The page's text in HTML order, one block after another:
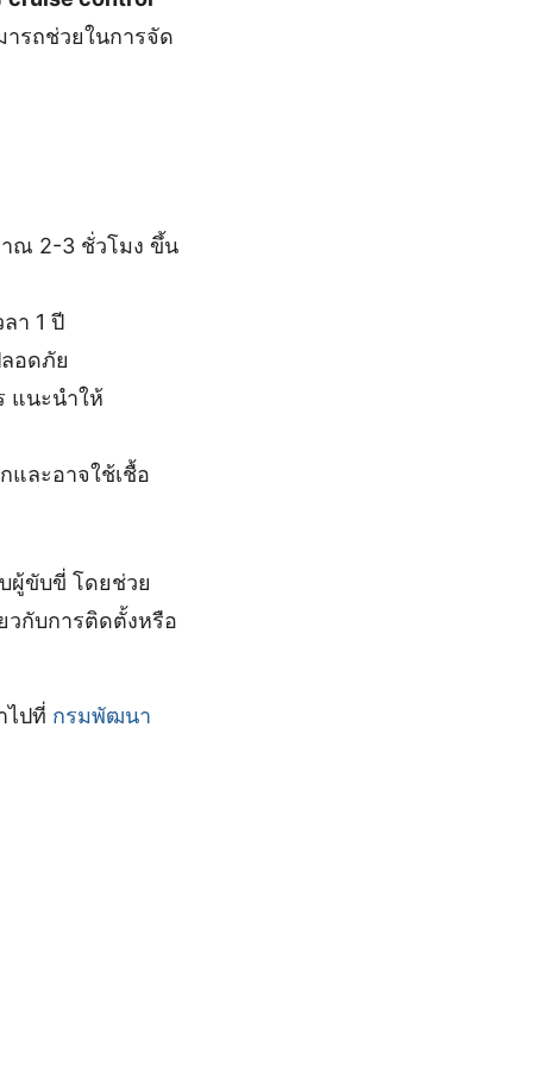
รถช่วยในการจัด
ณ 2-3 ชั่วโมง ขึ้น
า 1 ปี
อดภัย
แนะนำให้
และอาจใช้เชื้อ
ผู้ขับขี่ โดยช่วย
วกับการติดตั้งหรือ
ไปที่ กรมพัฒนา